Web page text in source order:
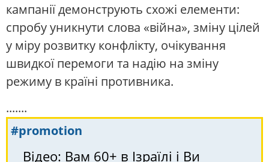
кампанії демонструють схожі елементи:
спробу уникнути слова «війна», зміну цілей
у міру розвитку конфлікту, очікування
швидкої перемоги та надію на зміну
режиму в країні противника.
.......
#promotion
Відео: Вам 60+ в Ізраїлі і Ви